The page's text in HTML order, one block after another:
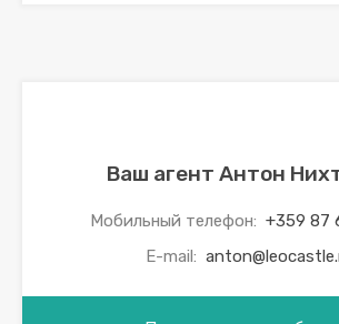
Ваш агент Антон
Мобильный телефон: +359 87
E-mail: